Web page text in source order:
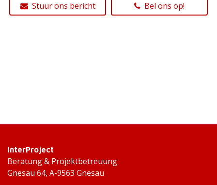
Stuur ons bericht Bel ons op!
InterProject
Beratung & Projektbetreuung
Gnesau 64, A-9563 Gnesau